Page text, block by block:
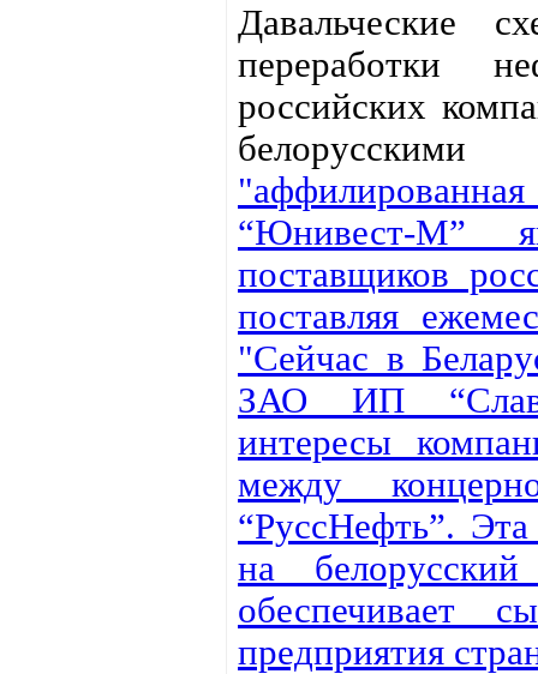
Давальческие
переработки
российских
“Юнивест-М”
поставщиков
поставляя
"Сейчас в
ЗАО ИП
интересы
между
“РуссНефть”.
на
обеспечивает
предприятия